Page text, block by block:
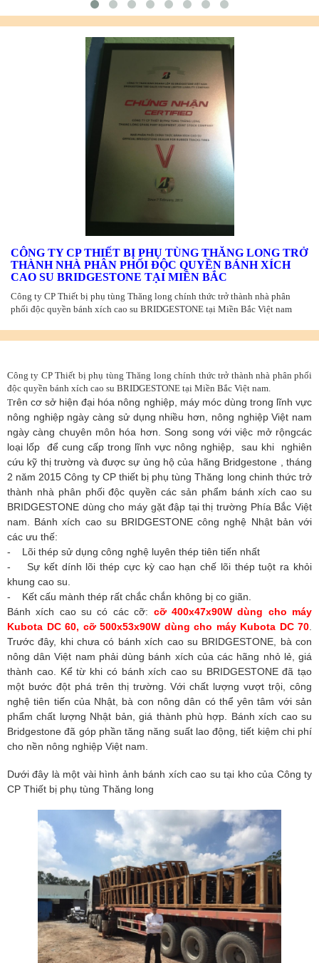
CÔNG TY CP THIẾT BỊ PHỤ TÙNG THĂNG LONG TRỞ
THÀNH NHÀ PHÂN PHỐI ĐỘC QUYỀN BÁNH XÍCH
CAO SU BRIDGESTONE TẠI MIỀN BẮC
Công ty CP Thiết bị phụ tùng Thăng long chính thức trở thành nhà phân
phối độc quyền bánh xích cao su BRIDGESTONE tại Miền Bắc Việt nam
Công ty CP Thiết bị phụ tùng Thăng long chính thức trở thành nhà phân phối
độc quyền bánh xích cao su BRIDGESTONE tại Miền Bắc Việt nam.
Trên cơ sở hiện đại hóa nông nghiệp, máy móc dùng trong lĩnh vực
nông nghiệp ngày càng sử dụng nhiều hơn, nông nghiệp Việt nam
ngày càng chuyên môn hóa hơn. Song song với việc mở rộngcác
loại lốp để cung cấp trong lĩnh vực nông nghiệp, sau khi nghiên
cứu kỹ thị trường và được sự ủng hộ của hãng Bridgestone , tháng
2 năm 2015 Công ty CP thiết bị phụ tùng Thăng long chinh thức trở
thành nhà phân phối độc quyền các sản phẩm bánh xích cao su
BRIDGESTONE dùng cho máy gặt đập tại thị trường Phía Bắc Việt
nam. Bánh xích cao su BRIDGESTONE công nghệ Nhật bản với
các ưu thế:
- Lõi thép sử dụng công nghệ luyên thép tiên tiến nhất
- Sự kết dính lõi thép cực kỳ cao hạn chế lõi thép tuột ra khỏi
khung cao su.
- Kết cấu mành thép rất chắc chắn không bị co giãn.
Bánh xích cao su có các cỡ: cỡ 400x47x90W dùng cho máy
Kubota DC 60, cỡ 500x53x90W dùng cho máy Kubota DC 70
Trước đây, khi chưa có bánh xích cao su BRIDGESTONE, bà con
nông dân Việt nam phải dùng bánh xích của các hãng nhỏ lẻ, giá
thành cao. Kể từ khi có bánh xích cao su BRIDGESTONE đã tạo
một bước đột phá trên thị trường. Với chất lượng vượt trội, công
nghệ tiên tiến của Nhật, bà con nông dân có thể yên tâm với sản
phẩm chất lượng Nhật bản, giá thành phù hợp. Bánh xích cao su
Bridgestone đã góp phần tăng năng suất lao động, tiết kiệm chi phí
cho nền nông nghiệp Việt nam.
Dưới đây là một vài hình ảnh bánh xích cao su tại kho của Công ty
CP Thiết bị phụ tùng Thăng long